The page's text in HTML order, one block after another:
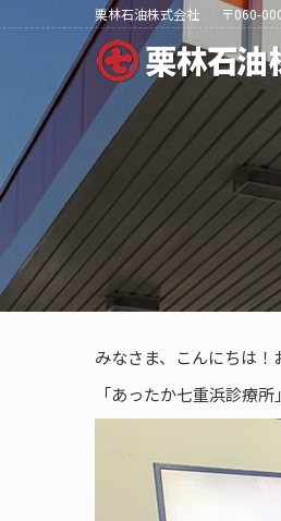
栗林石油株式会社 〒060-
みなさま、こんにちは
「あったか七重浜診療